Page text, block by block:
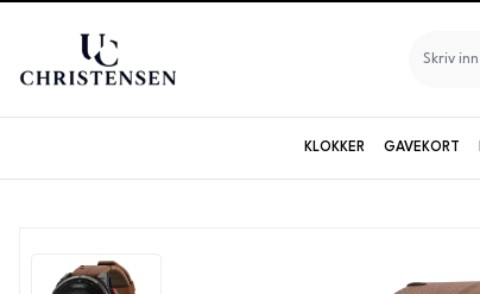
KLOKKER GAVEKORT
Longines